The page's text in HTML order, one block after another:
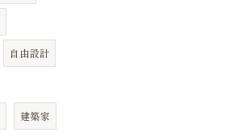
自由設計
建築家